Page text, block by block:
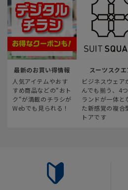
最新のお買い得情報
人気アイテムやおす
すめ商品などの“おト
ク“が満載のチラシが
Webでも見られる！
スーツスクエ
ビジネスウェア
んでも揃う、4
ランドが一体と
た新感覚の複合
トアです